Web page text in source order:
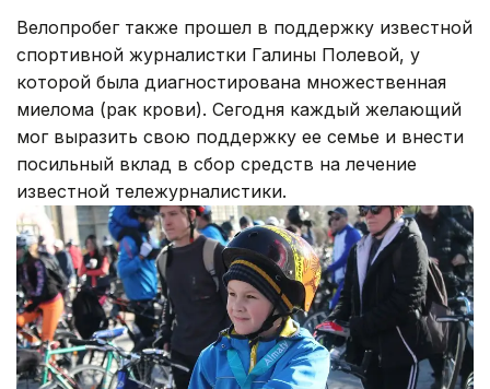
Велопробег также прошел в поддержку известной
спортивной журналистки Галины Полевой, у
которой была диагностирована множественная
миелома (рак крови). Сегодня каждый желающий
мог выразить свою поддержку ее семье и внести
посильный вклад в сбор средств на лечение
известной тележурналистики.